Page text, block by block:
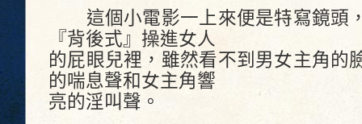
這個小電影一上來便是特寫鏡頭
『背後式』操進女人
的屁眼兒裡，雖然看不到男女主角的
的喘息聲和女主角響
亮的淫叫聲。